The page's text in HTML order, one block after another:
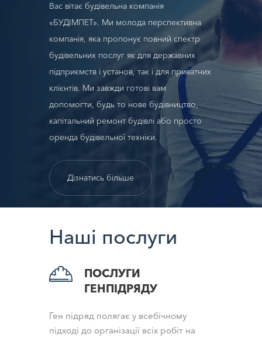
Вас вітає будівельна компанія
«БУДІМПЕТ». Ми молода перспективна
компанія, яка пропонує повний спектр
будівельних послуг як для державних
підприємств і установ, так і для приватних
клієнтів. Ми завжди готові вам
допомогти, будь то нове будівництво,
капітальний ремонт будівлі або просто
оренда будівельної техніки.
Дізнатись більше
Наші послуги
ПОСЛУГИ
ГЕНПІДРЯДУ
Ген підряд полягає у всебічному
підході до організації всіх робіт на